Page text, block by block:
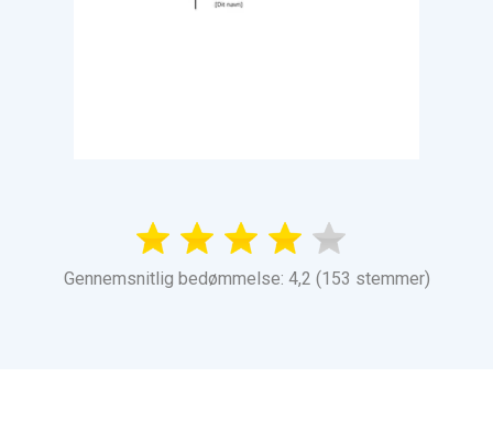
Gennemsnitlig bedømmelse: 4,2 (153 stemmer)